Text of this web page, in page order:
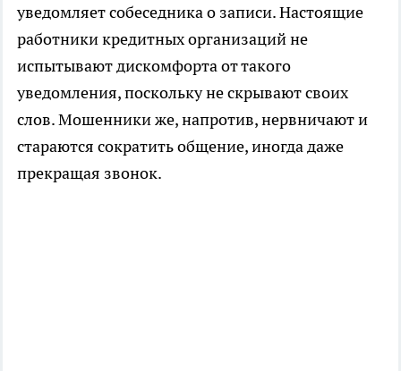
уведомляет собеседника о записи. Настоящие
работники кредитных организаций не
испытывают дискомфорта от такого
уведомления, поскольку не скрывают своих
слов. Мошенники же, напротив, нервничают и
стараются сократить общение, иногда даже
прекращая звонок.